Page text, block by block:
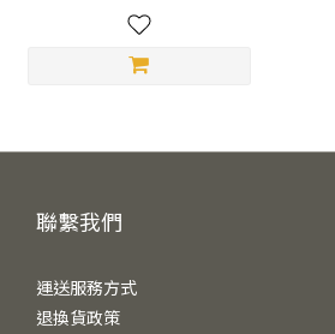
聯繫我們
運送服務方式
退換貨政策